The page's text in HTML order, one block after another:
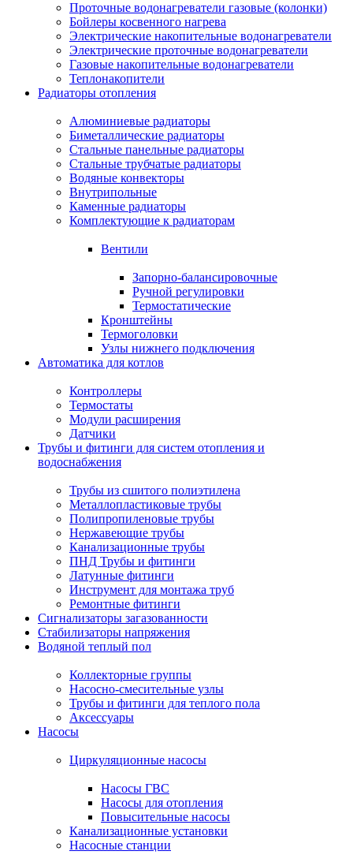
Проточные водонагреватели газовые (колонки)
Бойлеры косвенного нагрева
Электрические накопительные водонагреватели
Электрические проточные водонагреватели
Газовые накопительные водонагреватели
Теплонакопители
Радиаторы отопления
Алюминиевые радиаторы
Биметаллические радиаторы
Стальные панельные радиаторы
Стальные трубчатые радиаторы
Водяные конвекторы
Внутрипольные
Каменные радиаторы
Комплектующие к радиаторам
Вентили
Запорно-балансировочные
Ручной регулировки
Термостатические
Кронштейны
Термоголовки
Узлы нижнего подключения
Автоматика для котлов
Контроллеры
Термостаты
Модули расширения
Датчики
Трубы и фитинги для систем отопления и
водоснабжения
Трубы из сшитого полиэтилена
Металлопластиковые трубы
Полипропиленовые трубы
Нержавеющие трубы
Канализационные трубы
ПНД Трубы и фитинги
Латунные фитинги
Инструмент для монтажа труб
Ремонтные фитинги
Сигнализаторы загазованности
Стабилизаторы напряжения
Водяной теплый пол
Коллекторные группы
Насосно-смесительные узлы
Трубы и фитинги для теплого пола
Аксессуары
Насосы
Циркуляционные насосы
Насосы ГВС
Насосы для отопления
Повысительные насосы
Канализационные установки
Насосные станции